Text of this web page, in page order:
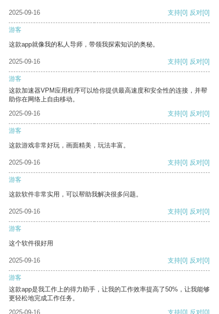
2025-09-16 支持[0] 反对[0]
游客
这款app就像我的私人导师，带领我探索知识的奥秘。
2025-09-16 支持[0] 反对[0]
游客
这款加速器VPM应用程序可以给你提供最高速度和安全性的连接，并帮
助你在网络上自由移动。
2025-09-16
支持[0] 反对[0]
游客
这款游戏非常好玩，画面精美，玩法丰富。
2025-09-16 支持[0] 反对[0]
游客
这款软件非常实用，可以帮助我解决很多问题。
2025-09-16 支持[0] 反对[0]
游客
这个软件很好用
2025-09-16 支持[0] 反对[0]
游客
这款app是我工作上的得力助手，让我的工作效率提高了50%，让我能够
更轻松地完成工作任务。
2025-09-16
支持[0] 反对[0]